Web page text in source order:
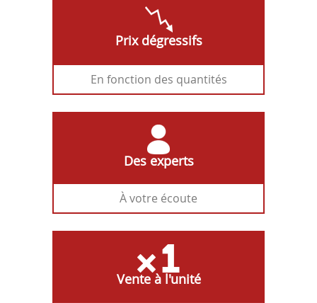
Prix dégressifs
En fonction des quantités
Des experts
À votre écoute
Vente à l'unité